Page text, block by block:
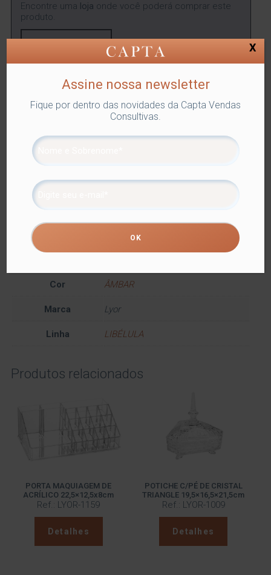
Encontre uma loja onde você poderá comprar este
produto.
SKU:LYOR-7395 Categorias: Lyor, TAÇA ÁGUA
Utilidades
Domésticas Tags:DRINKS E BEBIDAS, TAÇA ÁGUA
Compartilhe
Informação adicional
Informação adicional
Cor ÂMBAR
Marca Lyor
Linha LIBÉLULA
Produtos relacionados
PORTA MAQUIAGEM DE
ACRÍLICO 22,5×12,5x8cm
Ref.: LYOR-1159
Detalhes
POTICHE C/PÉ DE CRISTAL
TRIANGLE 19,5×16,5×21,5cm
Ref.: LYOR-1009
Detalhes
Assine nossa newsletter
Fique por dentro das novidades da Capta Vendas
Consultivas.
X